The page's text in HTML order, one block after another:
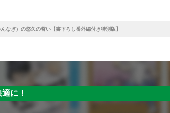
なぎ）の悠久の誓い【書下ろし番外編付き特別版】
に！